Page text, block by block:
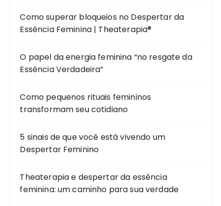
Como superar bloqueios no Despertar da
Essência Feminina | Theaterapia®
O papel da energia feminina “no resgate da
Essência Verdadeira”
Como pequenos rituais femininos
transformam seu cotidiano
5 sinais de que você está vivendo um
Despertar Feminino
Theaterapia e despertar da essência
feminina: um caminho para sua verdade